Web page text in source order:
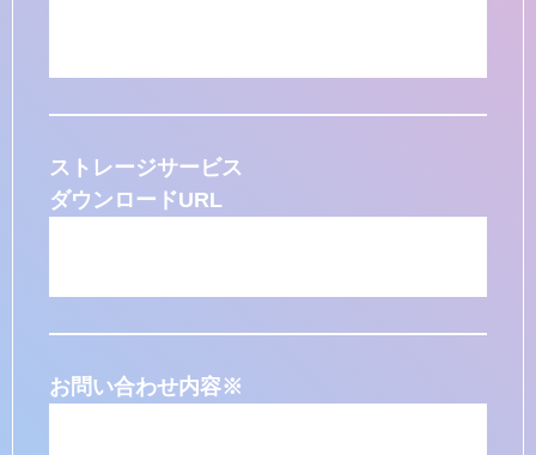
ストレージサービス
ダウンロードURL
お問い合わせ内容※